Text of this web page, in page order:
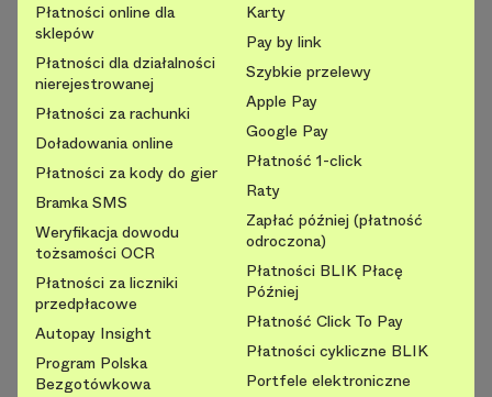
Płatności online dla
sklepów
Płatności dla działalności
nierejestrowanej
Płatności za rachunki
Doładowania online
Płatności za kody do gier
Bramka SMS
Weryfikacja dowodu
tożsamości OCR
Płatności za liczniki
przedpłacowe
Autopay Insight
Program Polska
Bezgotówkowa
Karty
Pay by link
Szybkie przelewy
Apple Pay
Google Pay
Płatność 1-click
Raty
Zapłać później (płatność
odroczona)
Płatności BLIK Płacę
Później
Płatność Click To Pay
Płatności cykliczne BLIK
Portfele elektroniczne